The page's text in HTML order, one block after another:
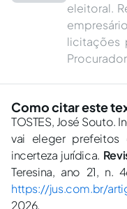
eleitoral.
licitações
Como citar este
TOSTES, José Souto.
vai eleger prefeitos
incerteza jurídica.
Teresina, ano 21, n.
https://jus.com.br/
2026.